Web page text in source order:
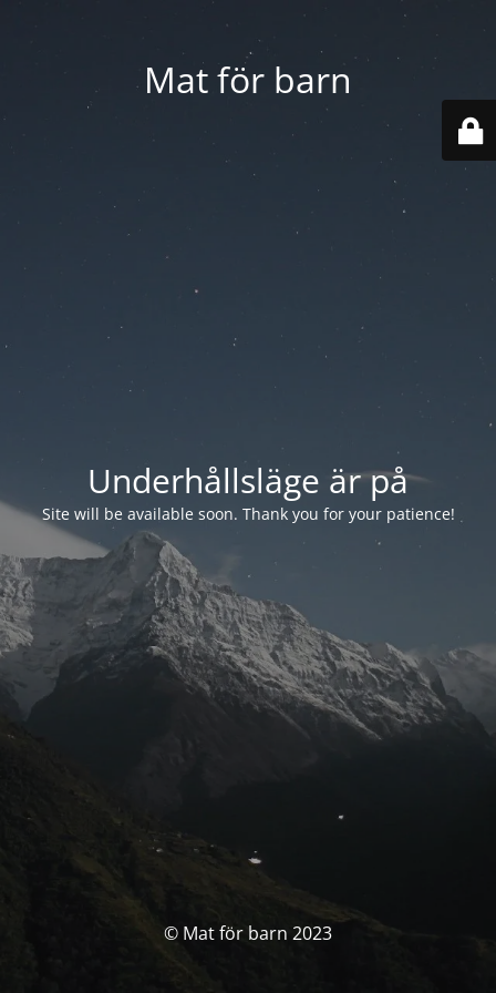
Mat för barn
Underhållsläge är på
Site will be available soon. Thank you for your patience!
© Mat för barn 2023